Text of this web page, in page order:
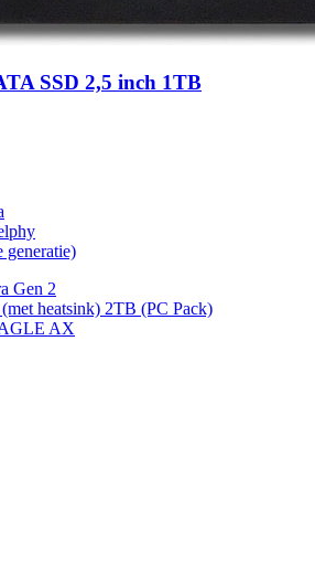
SSD 2,5 inch 1TB
generatie)
Gen 2
heatsink) 2TB (PC Pack)
AX